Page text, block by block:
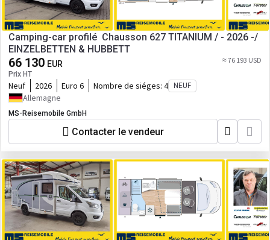
Camping-car profilé Chausson 627 TITANIUM / - 2026 -/
EINZELBETTEN & HUBBETT
66 130 EUR
Prix HT
≈ 76 193 USD
Neuf 2026 Euro 6 Nombre de siéges: 4 NEUF
Allemagne
MS-Reisemobile GmbH
Contacter le vendeur